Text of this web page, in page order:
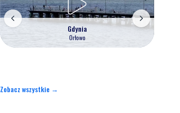
Gdynia
Orłowo
Zobacz wszystkie →